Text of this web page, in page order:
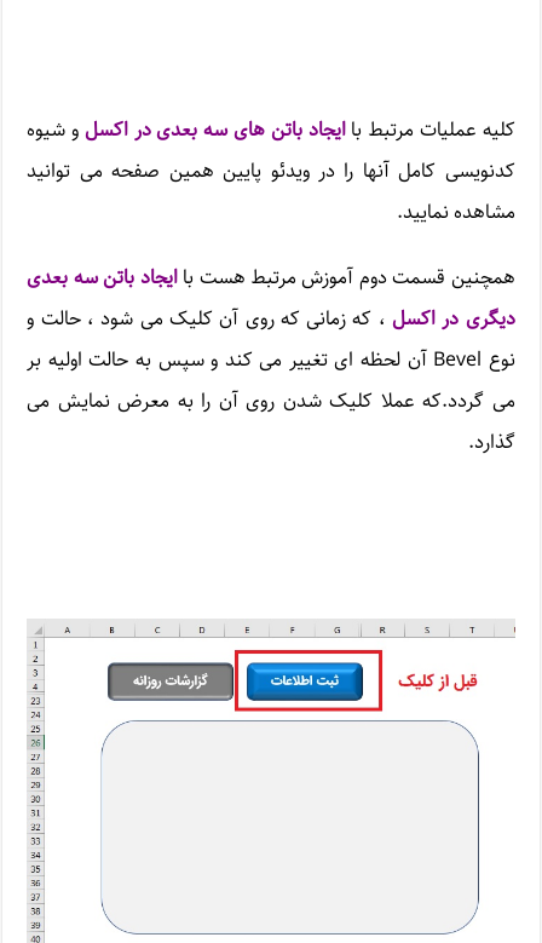
کلیه عملیات مرتبط باایجاد باتن های سه بعدی در اکسلو شیوه
کدنویسی کامل آنها را در ویدئو پایین همین صفحه می توانید
مشاهده نمایید.
همچنین قسمت دوم آموزش مرتبط هست باایجاد باتن سه بعدی
دیگری در اکسل، که زمانی که روی آن کلیک می شود ، حالت و
نوع Bevel آن لحظه ای تغییر می کند و سپس به حالت اولیه بر
می گردد.که عملا کلیک شدن روی آن را به معرض نمایش می
گذارد.